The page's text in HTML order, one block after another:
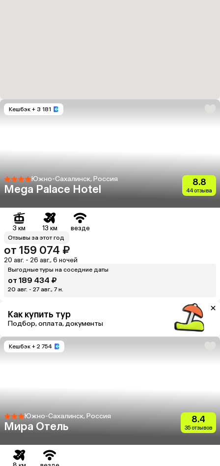
Кешбэк + 3 181
Южно-Сахалинск, Россия
Mega Palace Hotel
8.8
44 отзыва
3 км 13 км везде
Отзывы за этот год
от 159 074 ₽
20 авг. - 26 авг., 6 ночей
Выгодные туры на соседние даты
от 189 434 ₽
20 авг. - 27 авг., 7 н.
Как купить тур
Подбор, оплата, документы
Кешбэк + 2 754
Южно-Сахалинск, Россия
Мира Отель
8.4
35 отзывов